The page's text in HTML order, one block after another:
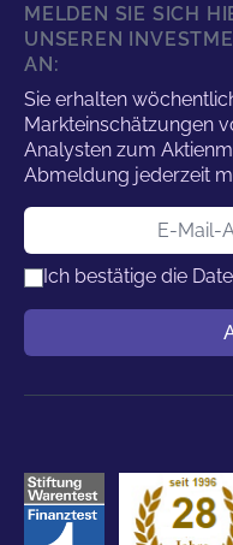
MELDEN SIE SICH
UNSEREN
AN:
Sie erhalten
Markteinschätzungen
Analysten zum
Abmeldung jederzeit
E-Mail-Adresse
Ich bestätige die